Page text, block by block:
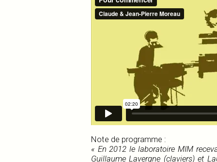
Note de programme :
« En 2012 le laboratoire MIM
Guillaume Lavergne (claviers) et